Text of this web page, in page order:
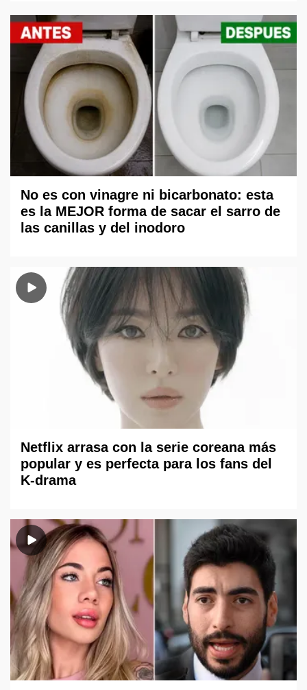
No es con vinagre ni bicarbonato: esta
es la MEJOR forma de sacar el sarro de
las canillas y del inodoro
Netflix arrasa con la serie coreana más
popular y es perfecta para los fans del
K-drama